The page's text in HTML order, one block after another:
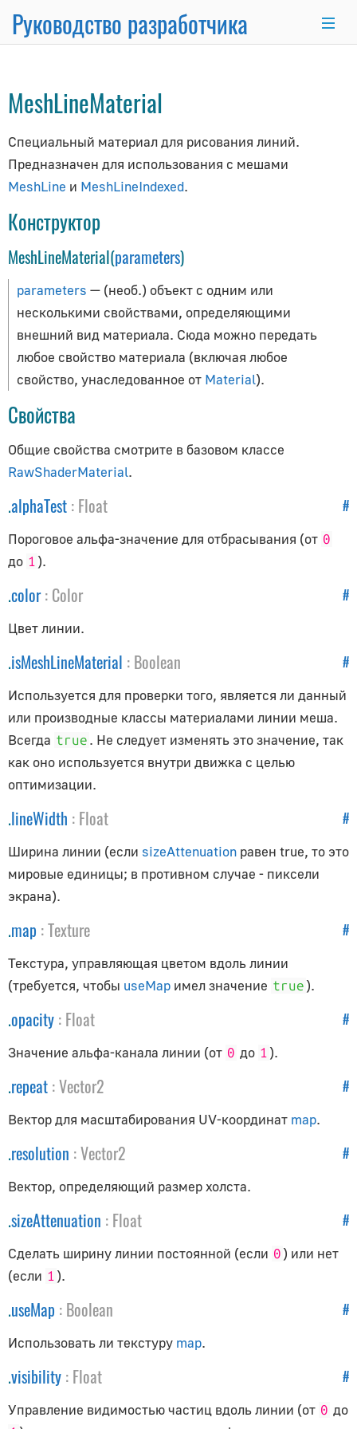
Руководство разработчика
Основные темы
Основы программирования
Использование Node.js и NPM
Интеграция с React.js/Vue.js
Комплект разработчика
Серверный рендеринг
Продвинутый WordPress
Анимационная система
Рисование линий
Матричные преобразования
Как обновлять объекты
Как получить исходники
Анимация
AnimationAction
AnimationClip
AnimationMixer
AnimationUtils
KeyframeTrack
QuaternionKeyframeTrack
VectorKeyframeTrack
Аудио
Audio
AudioContext
AudioListener
PositionalAudio
Вспомогательные объекты
ArrowHelper
AxesHelper
BoxHelper
CameraHelper
DirectionalLightHelper
GridHelper
PolarGridHelper
PlaneHelper
PointLightHelper
RectAreaLightHelper
SpotLightHelper
Геометрия
CapsuleGeometry
CircleGeometry
ConeGeometry
CylinderGeometry
EdgesGeometry
ExtrudeGeometry
IcosahedronGeometry
PlaneGeometry
Material→ShaderMaterial→RawShaderMaterial →
MeshLineMaterial
Специальный материал для рисования линий.
Предназначен для использования с мешами
MeshLine и MeshLineIndexed.
Конструктор
MeshLineMaterial(parameters)
parameters — (необ.) объект с одним или
несколькими свойствами, определяющими
внешний вид материала. Сюда можно передать
любое свойство материала (включая любое
свойство, унаследованное от Material).
Свойства
Общие свойства смотрите в базовом классе
RawShaderMaterial.
#
.alphaTest : Float
Пороговое альфа-значение для отбрасывания (от 0
до 1).
#
.color : Color
Цвет линии.
#
.isMeshLineMaterial : Boolean
Используется для проверки того, является ли данный
или производные классы материалами линии меша.
Всегда true . Не следует изменять это значение, так
как оно используется внутри движка с целью
оптимизации.
#
.lineWidth : Float
Ширина линии (если sizeAttenuation равен true, то это
мировые единицы; в противном случае - пиксели
экрана).
#
.map :Texture
Текстура, управляющая цветом вдоль линии
(требуется, чтобы useMap имел значение true).
#
.opacity : Float
Значение альфа-канала линии (от 0 до 1).
#
.repeat :Vector2
Вектор для масштабирования UV-координат map.
#
.resolution :Vector2
Вектор, определяющий размер холста.
#
.sizeAttenuation : Float
Сделать ширину линии постоянной (если 0) или нет
(если 1).
#
.useMap : Boolean
Использовать ли текстуру map.
#
.visibility : Float
Управление видимостью частиц вдоль линии (от 0 до